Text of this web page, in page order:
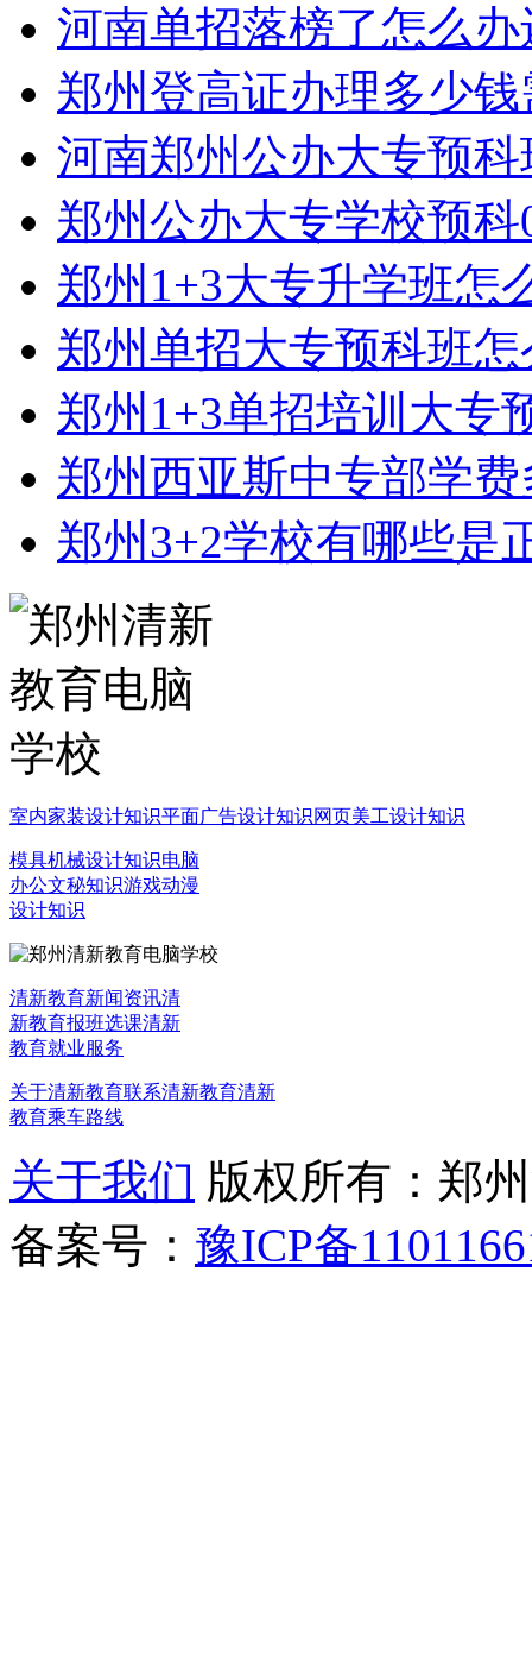
河南单招落榜了怎么
郑州登高证办理多少
河南郑州公办大专预
郑州公办大专学校预
郑州1+3大专升学班怎
郑州单招大专预科班
郑州1+3单招培训大专
郑州西亚斯中专部学
郑州3+2学校有哪些是
室内家装设计知识平面广告设计知识网页美工设计知识
模具机械设计知识电脑
办公文秘知识游戏动漫
设计知识
清新教育新闻资讯清
新教育报班选课清新
教育就业服务
关于清新教育联系清新教育清新
教育乘车路线
关于我们 版权所有：郑
备案号： 豫ICP备